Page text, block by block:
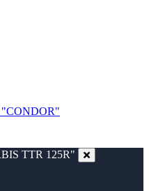
"CONDOR"
TTR 125R"